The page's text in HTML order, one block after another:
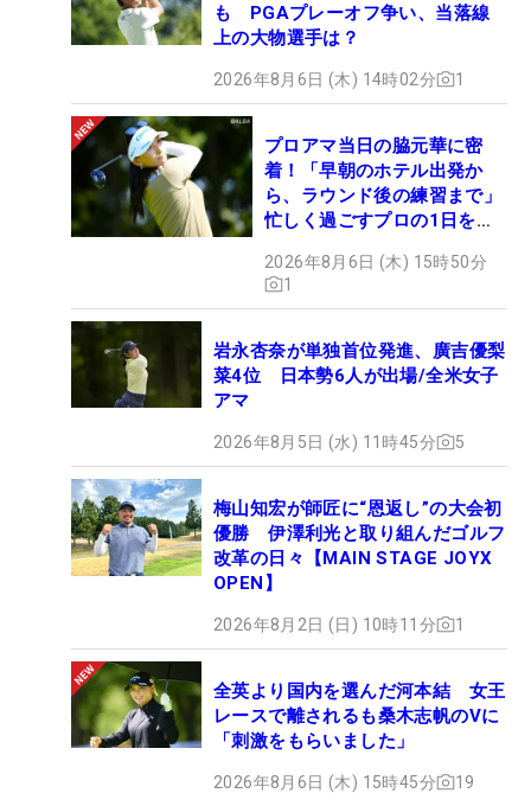
も PGAプレーオフ争い、当落線
上の大物選手は？
2026年8月6日 (木) 14時02分 1
プロアマ当日の脇元華に密
着！「早朝のホテル出発か
ら、ラウンド後の練習まで」
忙しく過ごすプロの1日を公
2026年8月6日 (木) 15時50分
1
岩永杏奈が単独首位発進、廣吉優梨
菜4位 日本勢6人が出場/全米女子
アマ
2026年8月5日 (水) 11時45分 5
梅山知宏が師匠に“恩返し”の大会初
優勝 伊澤利光と取り組んだゴルフ
改革の日々【MAIN STAGE JOYX
OPEN】
2026年8月2日 (日) 10時11分 1
全英より国内を選んだ河本結 女王
レースで離されるも桑木志帆のVに
「刺激をもらいました」
2026年8月6日 (木) 15時45分 19